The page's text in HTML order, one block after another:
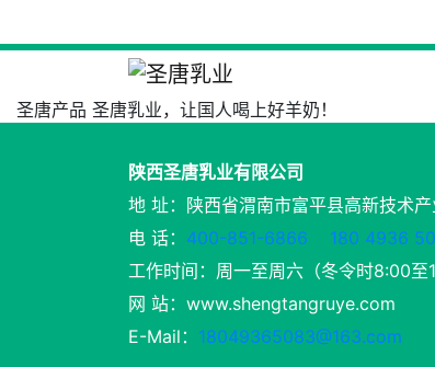
圣唐产品 圣唐乳业，让国人喝上好羊奶！
陕西圣唐乳业有限公司
地 址：陕西省渭南市富平县高新技术
电 话： 400-851-6866 180 4936
工作时间：周一至周六（冬令时8:00至
网 站：www.shengtangruye.com
E-Mail： 18049365083@163.com